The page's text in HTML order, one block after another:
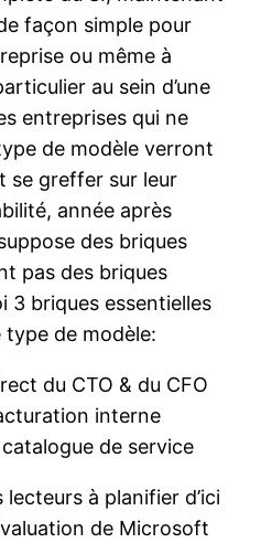
façon simple pour
ou même à
au sein d’une
entreprises qui ne
de modèle verront
se greffer sur leur
année après
des briques
pas des briques
3 briques essentielles
type de modèle:
du CTO & du CFO
interne
de service
lecteurs à planifier d’ici
de Microsoft